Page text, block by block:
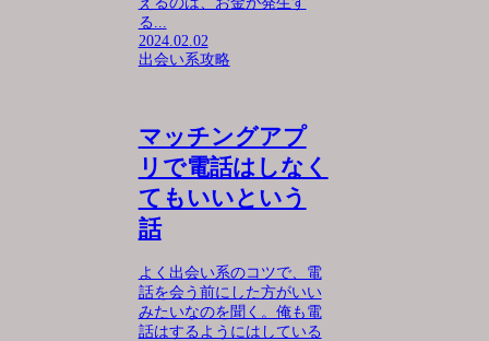
る...
2024.02.02
出会い系攻略
マッチングアプ
リで電話はしなく
てもいいという
話
よく出会い系のコツで、電
話を会う前にした方がいい
みたいなのを聞く。俺も電
話はするようにはしている